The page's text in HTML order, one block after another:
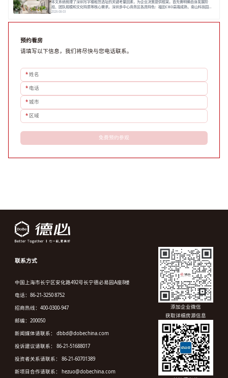
本文系统梳理了深圳写字楼租赁选址的关键考量因素，为企业决策提供框架。首先需明确自身发展阶
段、团队规模和文化特质等核心需求。深圳多中心商务区各具特色：福田CBD高端成熟，南山科技园创
新活力强，前海具政策优势。除传统写字楼外，创意产业园注重生态与社群，适合文创、科技类企业。
款。选址是综合性战略决策，旨在让办公
2026-08-03
预约看房
请填写以下信息，我们将尽快与您电话联系。
*姓名
* 电话
*城市
* 区域
免费预约参观
联系方式
中国上海市长宁区安化路492号长宁德必易园A座8楼
电话：86-21-3250 8752
招商热线：400-0300-947
邮编：200050
新闻媒体请联系： dbbd@dobechina.com
投诉建议请联系： 86-21-51688017
投资者关系请联系： 86-21-60701389
新项目合作请联系： hezuo@dobechina.com
添加企业微信
获取详细房源信息